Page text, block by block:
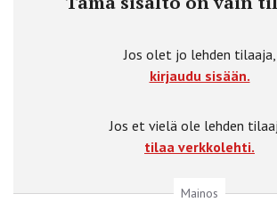
Jos olet jo lehden tilaaja,
kirjaudu sisään.
Jos et vielä ole lehden
tilaa verkkolehti.
Mainos